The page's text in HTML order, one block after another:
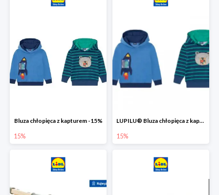
Bluza chłopięca z kapturem -15%
15%
LUPILU® Bluza chłopięca z kapturem
15%